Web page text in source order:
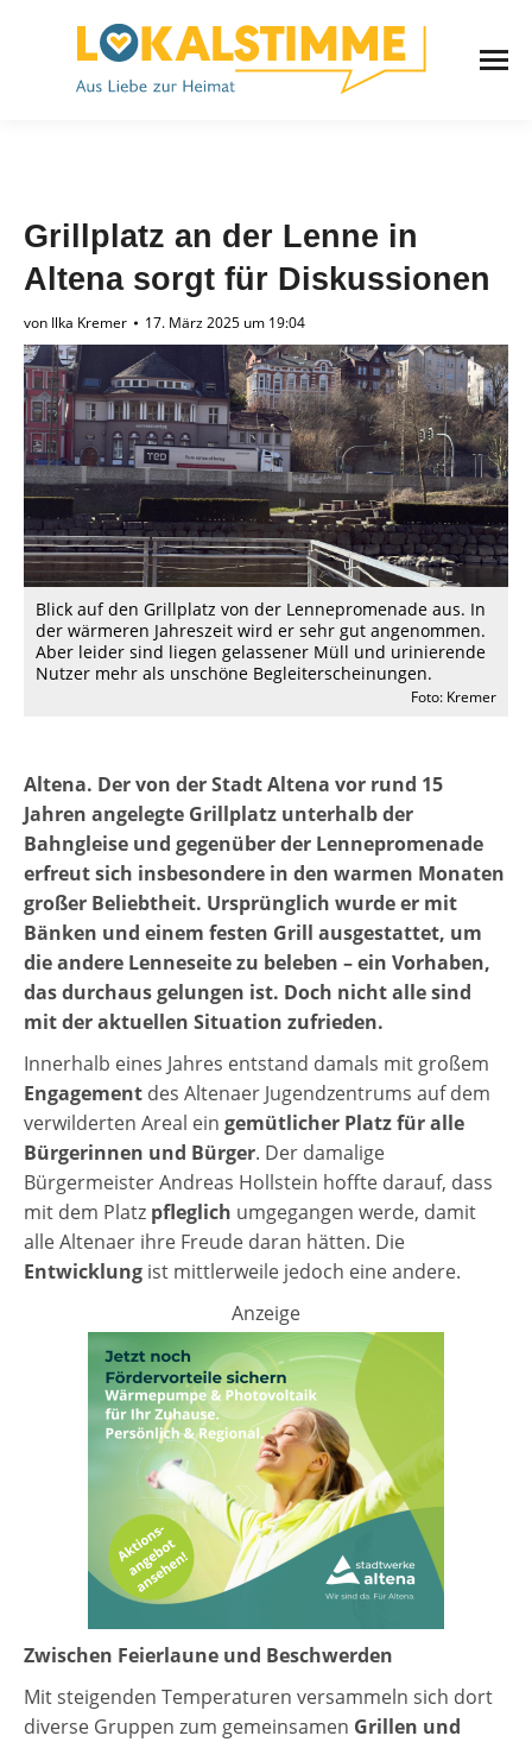
Grillplatz an der Lenne in
Altena sorgt für Diskussionen
von Ilka Kremer 17. März 2025 um 19:04
Blick auf den Grillplatz von der Lennepromenade aus. In
der wärmeren Jahreszeit wird er sehr gut angenommen.
Aber leider sind liegen gelassener Müll und urinierende
Nutzer mehr als unschöne Begleiterscheinungen.
Foto: Kremer
Altena. Der von der Stadt Altena vor rund 15
Jahren angelegte Grillplatz unterhalb der
Bahngleise und gegenüber der Lennepromenade
erfreut sich insbesondere in den warmen Monaten
großer Beliebtheit. Ursprünglich wurde er mit
Bänken und einem festen Grill ausgestattet, um
die andere Lenneseite zu beleben – ein Vorhaben,
das durchaus gelungen ist. Doch nicht alle sind
mit der aktuellen Situation zufrieden.
Innerhalb eines Jahres entstand damals mit großem
Engagement des Altenaer Jugendzentrums auf dem
verwilderten Areal ein gemütlicher Platz für alle
Bürgerinnen und Bürger. Der damalige
Bürgermeister Andreas Hollstein hoffte darauf, dass
mit dem Platz pfleglich umgegangen werde, damit
alle Altenaer ihre Freude daran hätten. Die
Entwicklung ist mittlerweile jedoch eine andere.
Anzeige
Zwischen Feierlaune und Beschwerden
Mit steigenden Temperaturen versammeln sich dort
diverse Gruppen zum gemeinsamen Grillen und